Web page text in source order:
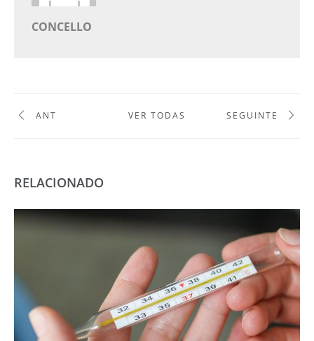
CONCELLO
ANT VER TODAS SEGUINTE
RELACIONADO